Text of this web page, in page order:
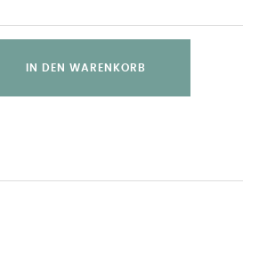
IN DEN WARENKORB